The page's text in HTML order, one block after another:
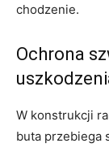
chodzenie.
Ochrona
W konstrukcji
buta przebiega